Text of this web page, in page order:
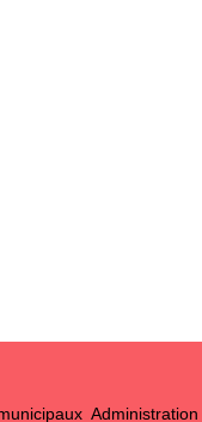
Administration